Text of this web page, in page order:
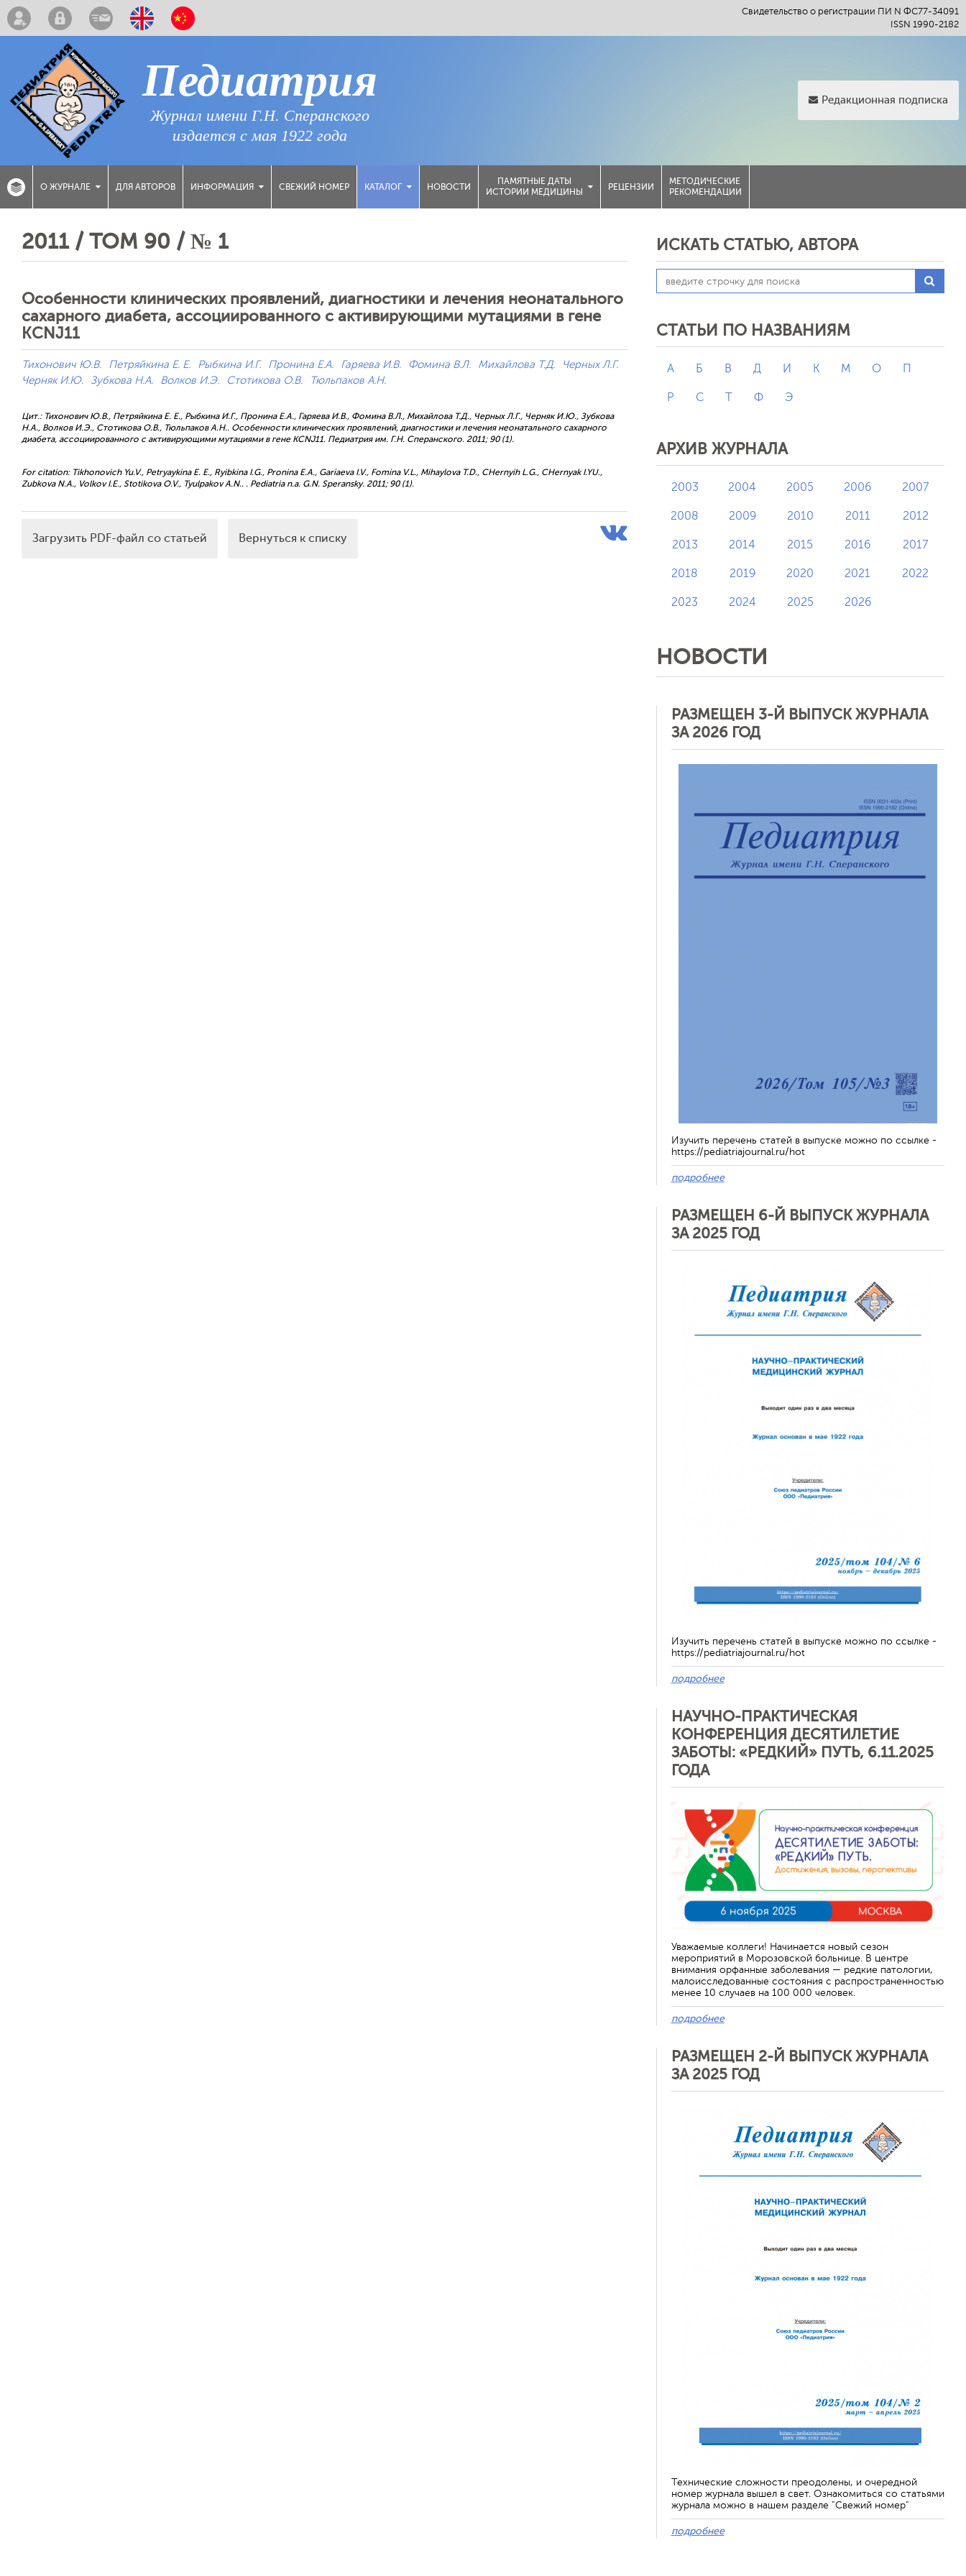
Свидетельство о регистрации ПИ N ФС77-34091
ISSN 1990-2182
Педиатрия
Журнал имени Г.Н. Сперанского
издается с мая 1922 года
Редакционная подписка
О ЖУРНАЛЕ ДЛЯ АВТОРОВ ИНФОРМАЦИЯ СВЕЖИЙ НОМЕР КАТАЛОГ НОВОСТИ
ПАМЯТНЫЕ ДАТЫ
ИСТОРИИ МЕДИЦИНЫ
РЕЦЕНЗИИ
МЕТОДИЧЕСКИЕ
РЕКОМЕНДАЦИИ
2011 / ТОМ 90 / № 1
Особенности клинических проявлений, диагностики и лечения неонатального
сахарного диабета, ассоциированного с активирующими мутациями в гене
KCNJ11
Тихонович Ю.В. Петряйкина Е. Е. Рыбкина И.Г. Пронина Е.А. Гаряева И.В. Фомина В.Л. Михайлова Т.Д.
Черных Л.Г.
Черняк И.Ю.
Зубкова Н.А. Волков И.Э. Стотикова О.В. Тюльпаков А.Н.
Цит.: Тихонович Ю.В., Петряйкина Е. Е., Рыбкина И.Г., Пронина Е.А., Гаряева И.В., Фомина В.Л., Михайлова Т.Д., Черных Л.Г., Черняк И.Ю., Зубкова
Н.А., Волков И.Э., Стотикова О.В., Тюльпаков А.Н.. Особенности клинических проявлений, диагностики и лечения неонатального сахарного
диабета, ассоциированного с активирующими мутациями в гене KCNJ11. Педиатрия им. Г.Н. Сперанского. 2011; 90 (1).
For citation: Tikhonovich Yu.V., Petryaykina E. E., Ryibkina I.G., Pronina E.A., Gariaeva I.V., Fomina V.L., Mihaylova T.D., CHernyih L.G., CHernyak I.YU.,
Zubkova N.A., Volkov I.E., Stotikova O.V., Tyulpakov А.N.. . Pediatria n.a. G.N. Speransky. 2011; 90 (1).
Загрузить PDF-файл со статьей Вернуться к списку
ИСКАТЬ СТАТЬЮ, АВТОРА
СТАТЬИ ПО НАЗВАНИЯМ
А Б В Д И К М О П
Р С Т Ф Э
АРХИВ ЖУРНАЛА
2003 2004 2005 2006 2007
2008 2009 2010 2011 2012
2013 2014 2015 2016 2017
2018 2019 2020 2021 2022
2023 2024 2025 2026
НОВОСТИ
РАЗМЕЩЕН 3-Й ВЫПУСК ЖУРНАЛА
ЗА 2026 ГОД
Изучить перечень статей в выпуске можно по ссылке -
https://pediatriajournal.ru/hot
подробнее
РАЗМЕЩЕН 6-Й ВЫПУСК ЖУРНАЛА
ЗА 2025 ГОД
Изучить перечень статей в выпуске можно по ссылке -
https://pediatriajournal.ru/hot
подробнее
НАУЧНО-ПРАКТИЧЕСКАЯ
КОНФЕРЕНЦИЯ ДЕСЯТИЛЕТИЕ
ЗАБОТЫ: «РЕДКИЙ» ПУТЬ, 6.11.2025
ГОДА
Уважаемые коллеги! Начинается новый сезон
мероприятий в Морозовской больнице. В центре
внимания орфанные заболевания — редкие патологии,
малоисследованные состояния с распространенностью
менее 10 случаев на 100 000 человек.
подробнее
РАЗМЕЩЕН 2-Й ВЫПУСК ЖУРНАЛА
ЗА 2025 ГОД
Технические сложности преодолены, и очередной
номер журнала вышел в свет. Ознакомиться со статьями
журнала можно в нашем разделе "Свежий номер"
подробнее
Отменить